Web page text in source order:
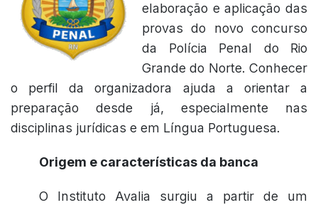
elaboração e aplicação das
provas do novo concurso
da Polícia Penal do Rio
Grande do Norte. Conhecer
o perfil da organizadora ajuda a orientar a
preparação desde já, especialmente nas
disciplinas jurídicas e em Língua Portuguesa.
Origem e características da banca
O Instituto Avalia surgiu a partir de um